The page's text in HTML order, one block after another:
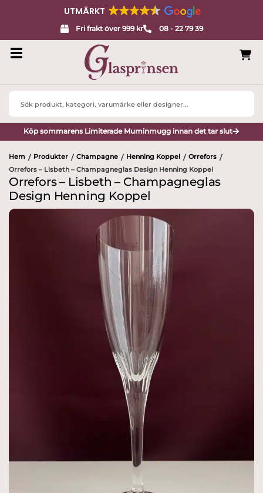
UTMÄRKT
Fri frakt över 999 kr 08 - 22 79 39
Search
Köp sommarens Limiterade Muminmugg innan det tar slut
Hem / Produkter / Champagne / Henning Koppel / Orrefors /
Orrefors – Lisbeth – Champagneglas Design Henning Koppel
Orrefors – Lisbeth – Champagneglas
Design Henning Koppel